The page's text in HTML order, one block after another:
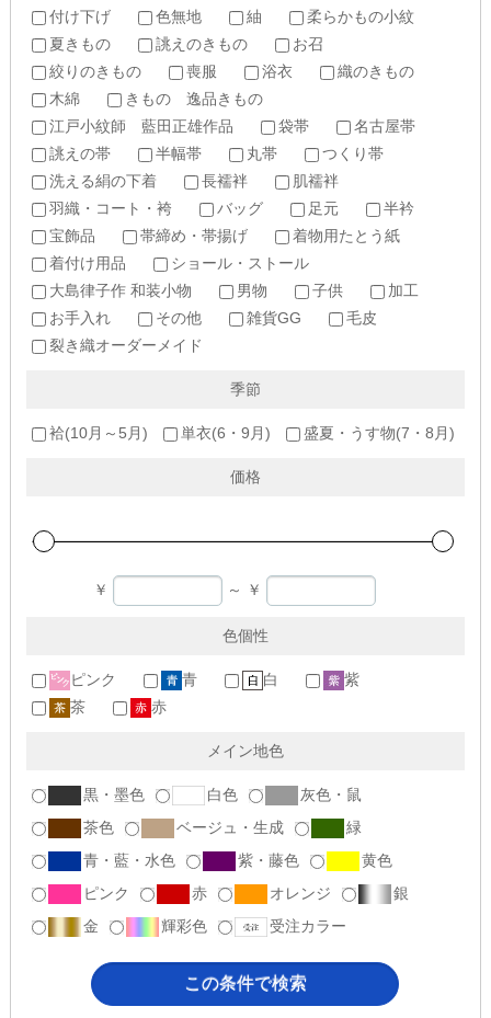
付け下げ
色無地 紬
柔らかもの小紋
夏きもの
誂えのきもの
お召
絞りのきもの
喪服 浴衣
織のきもの
木綿
きもの 逸品きもの
江戸小紋師 藍田正雄作品
袋帯
名古屋帯
誂えの帯
半幅帯 丸帯
つくり帯
洗える絹の下着
長襦袢
肌襦袢
羽織・コート・袴
バッグ 足元
半衿
宝飾品
帯締め・帯揚げ
着物用たとう紙
着付け用品
ショール・ストール
大島律子作 和装小物
男物 子供
加工
お手入れ
その他 雑貨GG
毛皮
裂き織オーダーメイド
季節
袷(10月～5月) 単衣(6・9月) 盛夏・うす物(7・8月)
価格
￥ ～ ￥
色個性
ピンク 青 白
紫
茶
赤
メイン地色
黒・墨色 白色
灰色・鼠
茶色
ベージュ・生成
緑
青・藍・水色
紫・藤色
黄色
ピンク
赤 オレンジ
銀
金
輝彩色 受注カラー